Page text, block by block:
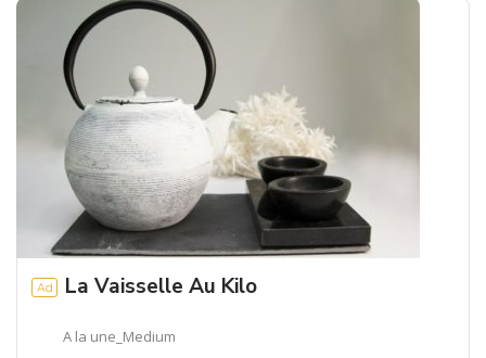
Ad La Vaisselle Au Kilo
A la une_Medium